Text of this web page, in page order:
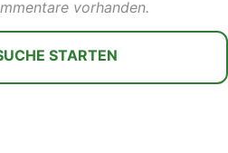
vorhanden.
STARTEN